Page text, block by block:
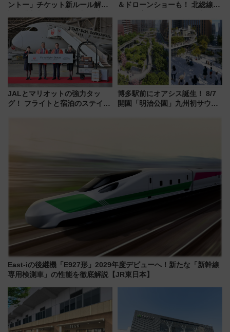
ントー」チケット新ルール解
本人確認が11月スタート
＆ドローンショーも！ 北総線を
車、観覧スポット情報と周辺観
光まとめ（7/28開催）
JALとマリオットの強力タッ
グ！ フライトと宿泊のステイタ
博多駅前にオアシス誕生！ 8/7
開園「明治公園」九州初サウナ
East-iの後継機「E927形」2029年度デビューへ！新たな「新幹線
専用検測車」の性能を徹底解説【JR東日本】